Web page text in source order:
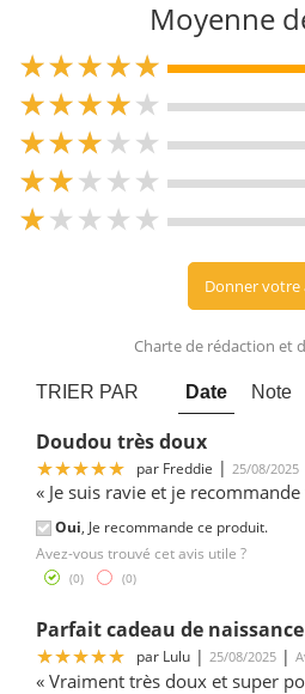
Moyenne
5
5
5
5
5
Donner votre
Charte de rédaction et
TRIER PAR Date Note
Doudou très doux
par Freddie | 25/08/2025
« Je suis ravie et je
Oui, Je recommande ce produit.
Avez-vous trouvé cet avis utile ?
(0) (0)
Parfait cadeau de
par Lulu | 25/08/2025 |
« Vraiment très doux et super